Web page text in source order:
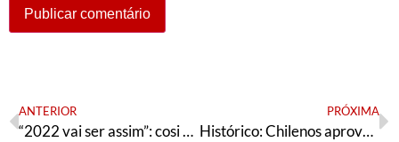
ANTERIOR
“2022 vai ser assim”: cosi e (se vi pare)
PRÓXIMA
Histórico: Chilenos aprovam por ampla maioria convocação de Assembleia Constituinte